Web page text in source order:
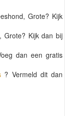
Grote? Kijk
Grote? Kijk dan bij
dan een gratis
? Vermeld dit dan